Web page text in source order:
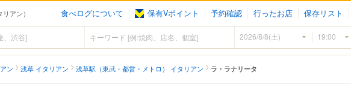
アン） 食べログについて 保有Vポイント 予約確認 行ったお店 保存リスト
ン 浅草 イタリアン 浅草駅（東武・都営・メトロ） イタリアン ラ・ラナリータ